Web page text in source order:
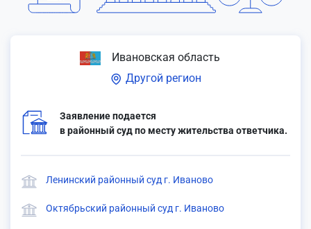
Ивановская область
Другой регион
Заявление подается
в районный суд по месту жительства ответчика.
Ленинский районный суд г. Иваново
Октябрьский районный суд г. Иваново